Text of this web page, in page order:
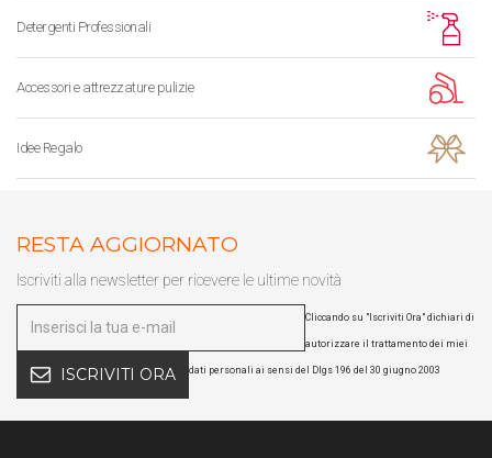
Detergenti Professionali
Accessori e attrezzature pulizie
Idee Regalo
RESTA AGGIORNATO
Iscriviti alla newsletter per ricevere le ultime novità
ISCRIVITI ORA
Cliccando su "Iscriviti Ora" dichiari di
autorizzare il trattamento dei miei
dati personali ai sensi del Dlgs 196 del 30 giugno 2003